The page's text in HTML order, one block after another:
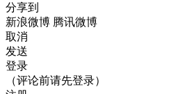
分享到
新浪微博 腾讯微博
取消
发送
登录
（评论前请先登录）